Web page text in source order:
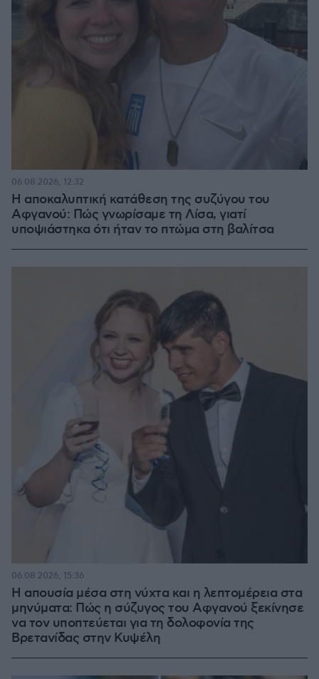
Η αποκαλυπτική κατάθεση της συζύγου του
Αφγανού: Πώς γνωρίσαμε τη Λίσα, γιατί
υποψιάστηκα ότι ήταν το πτώμα στη βαλίτσα
06.08.2026, 12:32
Η απουσία μέσα στη νύχτα και η λεπτομέρεια στα
μηνύματα: Πώς η σύζυγος του Αφγανού ξεκίνησε
να τον υποπτεύεται για τη δολοφονία της
Βρετανίδας στην Κυψέλη
06.08.2026, 15:36